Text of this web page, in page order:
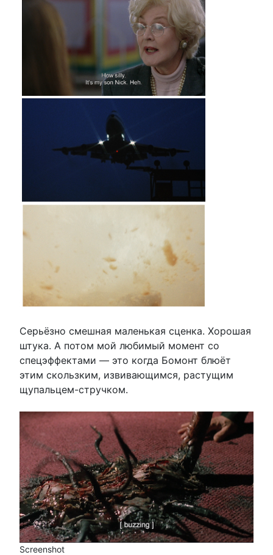
Серьёзно смешная маленькая сценка. Хорошая
штука. А потом мой любимый момент со
спецэффектами — это когда Бомонт блюёт
этим скользким, извивающимся, растущим
щупальцем-стручком.
Screenshot